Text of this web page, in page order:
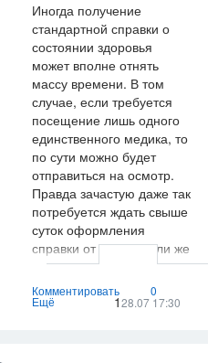
Иногда получение
стандартной справки о
состоянии здоровья
может вполне отнять
массу времени. В том
случае, если требуется
посещение лишь одного
единственного медика, то
по сути можно будет
отправиться на осмотр.
Правда зачастую даже так
потребуется ждать свыше
суток оформления
справки от врача. Если же
посетить нужно разных
медиков, потребуется
потратить массу времени
Комментировать 0
Ещё 128.07 17:30